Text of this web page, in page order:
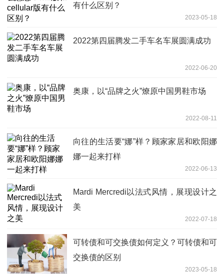
有什么区别？
2023-05-18
2022第四届腾发二手车名车展圆满成功
2022-06-20
奥康，以“品牌之火”燎原中国男鞋市场
2022-08-11
向往的生活要“娜”样？顾家家居和欧阳娜
娜一起来打样
2022-06-13
Mardi Mercredi以法式风情，展现设计之
美
2022-07-18
可转债和可交换债如何定义？可转债和可
交换债的区别
2023-05-18